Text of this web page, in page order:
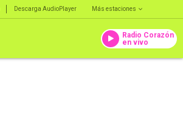
Descarga AudioPlayer Más estaciones
Radio Corazón
en vivo